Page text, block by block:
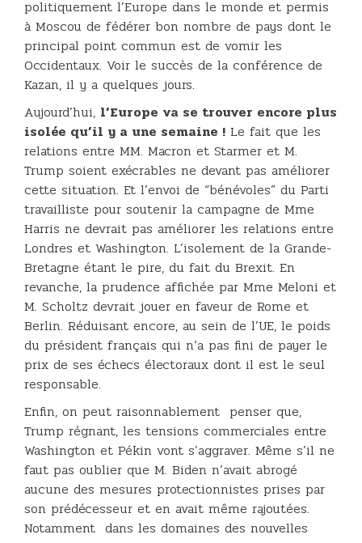
politiquement l’Europe dans le monde et permis
à Moscou de fédérer bon nombre de pays dont le
principal point commun est de vomir les
Occidentaux. Voir le succès de la conférence de
Kazan, il y a quelques jours.
Aujourd’hui, l’Europe va se trouver encore plus
isolée qu’il y a une semaine ! Le fait que les
relations entre MM. Macron et Starmer et M.
Trump soient exécrables ne devant pas améliorer
cette situation. Et l’envoi de “bénévoles” du Parti
travailliste pour soutenir la campagne de Mme
Harris ne devrait pas améliorer les relations entre
Londres et Washington. L’isolement de la Grande-
Bretagne étant le pire, du fait du Brexit. En
revanche, la prudence affichée par Mme Meloni et
M. Scholtz devrait jouer en faveur de Rome et
Berlin. Réduisant encore, au sein de l’UE, le poids
du président français qui n’a pas fini de payer le
prix de ses échecs électoraux dont il est le seul
responsable.
Enfin, on peut raisonnablement penser que,
Trump régnant, les tensions commerciales entre
Washington et Pékin vont s’aggraver. Même s’il ne
faut pas oublier que M. Biden n’avait abrogé
aucune des mesures protectionnistes prises par
son prédécesseur et en avait même rajoutées.
Notamment dans les domaines des nouvelles